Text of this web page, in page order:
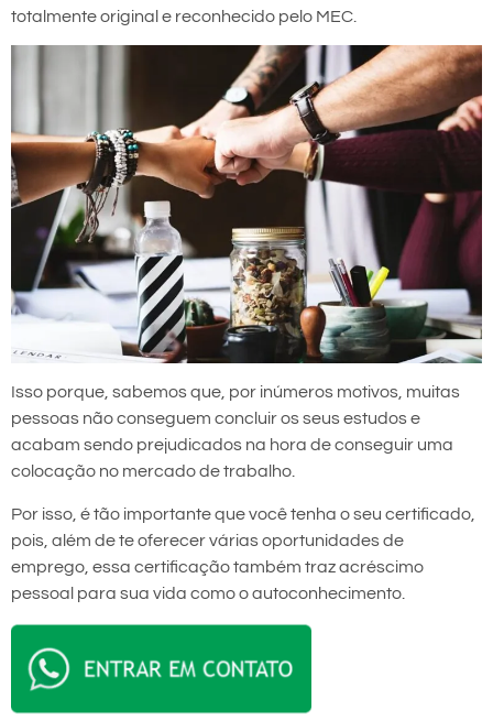
totalmente original e reconhecido pelo MEC.
Isso porque, sabemos que, por inúmeros motivos, muitas
pessoas não conseguem concluir os seus estudos e
acabam sendo prejudicados na hora de conseguir uma
colocação no mercado de trabalho.
Por isso, é tão importante que você tenha o seu certificado,
pois, além de te oferecer várias oportunidades de
emprego, essa certificação também traz acréscimo
pessoal para sua vida como o autoconhecimento.